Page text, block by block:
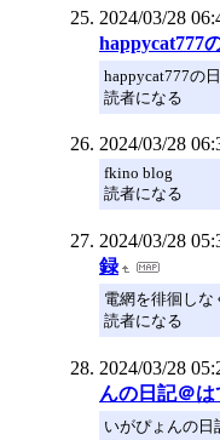
2024/03/28
happycat777
happycat777の
読者になる
2024/03/28
fkino blog
読者になる
2024/03/28
録
電網を徘徊しな
読者になる
2024/03/28
んの日記＠は
いがぴょんの日